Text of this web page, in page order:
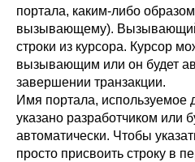
портала, каким-либо
вызывающему). Вызывающий
строки из курсора. Курсор
вызывающим или он будет
завершении транзакции.
Имя портала, используемое
указано разработчиком или
автоматически. Чтобы
просто присвоить строку в